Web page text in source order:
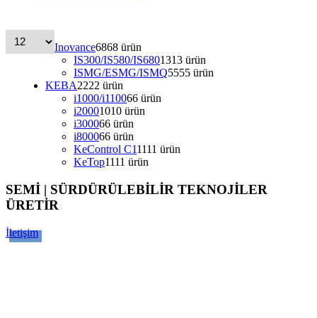
Inovance6868 ürün
IS300/IS580/IS6801313 ürün
ISMG/ESMG/ISMQ5555 ürün
KEBA2222 ürün
i1000/i110066 ürün
i20001010 ürün
i300066 ürün
i800066 ürün
KeControl C11111 ürün
KeTop1111 ürün
SEMİ | SÜRDÜRÜLEBİLİR TEKNOJİLER
ÜRETİR
İletişim